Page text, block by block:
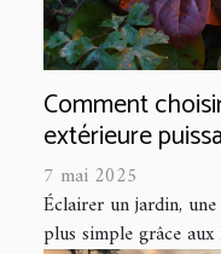
Comment
extérieure
7 mai 2025
Éclairer un jardin,
plus simple grâce aux